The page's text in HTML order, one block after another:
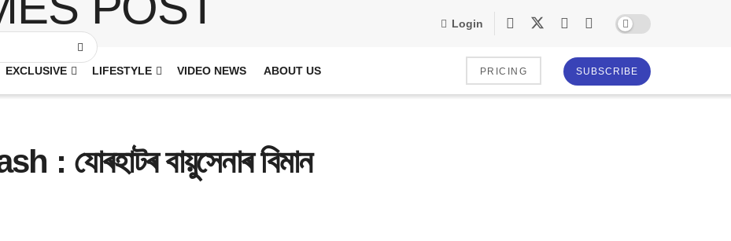
Login
EXCLUSIVE LIFESTYLE VIDEO NEWS ABOUT US PRICING SUBSCRIBE
বায়ুসেনাৰ বিমান